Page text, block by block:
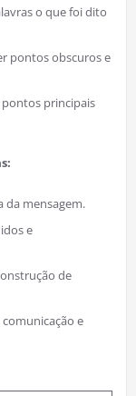
o que foi dito
pontos obscuros e
principais
da mensagem.
e
de
e